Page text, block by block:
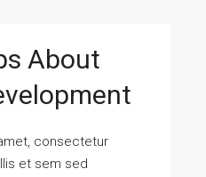
About
consectetur
et sem sed